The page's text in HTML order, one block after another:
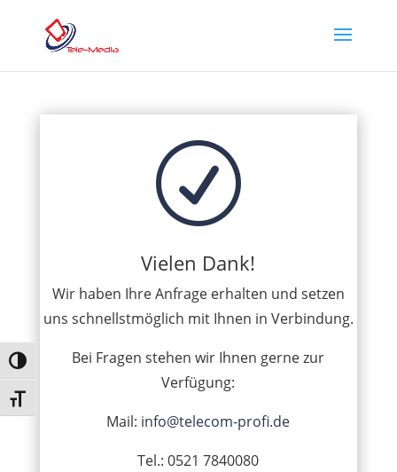
Umschalten auf hohe Kontraste
Schrift vergrößern
R
Vielen Dank!
Wir haben Ihre Anfrage erhalten und setzen
uns schnellstmöglich mit Ihnen in Verbindung.
Bei Fragen stehen wir Ihnen gerne zur
Verfügung:
Mail: info@telecom-profi.de
Tel.: 0521 7840080